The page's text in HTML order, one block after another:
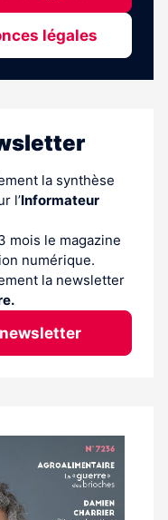
légales
la synthèse
l’Informateur
mois le magazine
numérique.
la newsletter